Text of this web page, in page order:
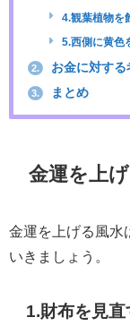
4.観葉植物を
5.西側に黄色
2. お金に対する
3. まとめ
金運を上
金運を上げる風水
いきましょう。
1.財布を見直